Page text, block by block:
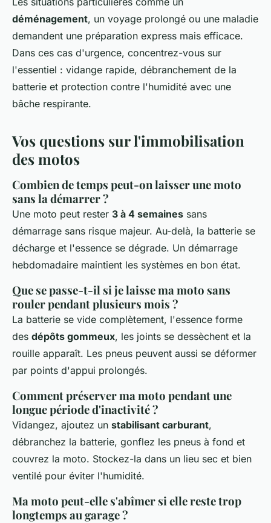
déménagement, un voyage prolongé ou une maladie
demandent une préparation express mais efficace.
Dans ces cas d'urgence, concentrez-vous sur
l'essentiel : vidange rapide, débranchement de la
batterie et protection contre l'humidité avec une
bâche respirante.
Vos questions sur l'immobilisation
des motos
Combien de temps peut-on laisser une moto
sans la démarrer ?
Une moto peut rester 3 à 4 semaines sans
démarrage sans risque majeur. Au-delà, la batterie se
décharge et l'essence se dégrade. Un démarrage
hebdomadaire maintient les systèmes en bon état.
Que se passe-t-il si je laisse ma moto sans
rouler pendant plusieurs mois ?
La batterie se vide complètement, l'essence forme
des dépôts gommeux, les joints se dessèchent et la
rouille apparaît. Les pneus peuvent aussi se déformer
par points d'appui prolongés.
Comment préserver ma moto pendant une
longue période d'inactivité ?
Vidangez, ajoutez un stabilisant carburant,
débranchez la batterie, gonflez les pneus à fond et
couvrez la moto. Stockez-la dans un lieu sec et bien
ventilé pour éviter l'humidité.
Ma moto peut-elle s'abîmer si elle reste trop
longtemps au garage ?